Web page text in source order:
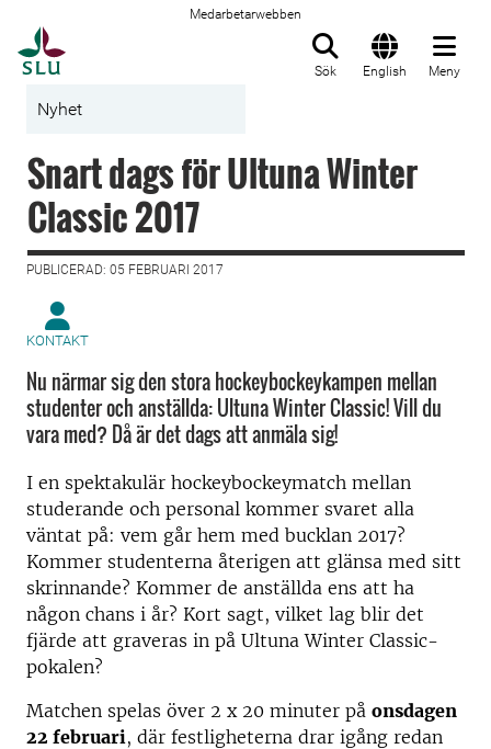
Medarbetarwebben
Sök English Meny
Nyhet
Snart dags för Ultuna Winter
Classic 2017
PUBLICERAD: 05 FEBRUARI 2017
KONTAKT
Nu närmar sig den stora hockeybockeykampen mellan
studenter och anställda: Ultuna Winter Classic! Vill du
vara med? Då är det dags att anmäla sig!
I en spektakulär hockeybockeymatch mellan
studerande och personal kommer svaret alla
väntat på: vem går hem med bucklan 2017?
Kommer studenterna återigen att glänsa med sitt
skrinnande? Kommer de anställda ens att ha
någon chans i år? Kort sagt, vilket lag blir det
fjärde att graveras in på Ultuna Winter Classic-
pokalen?
Matchen spelas över 2 x 20 minuter på onsdagen
22 februari, där festligheterna drar igång redan